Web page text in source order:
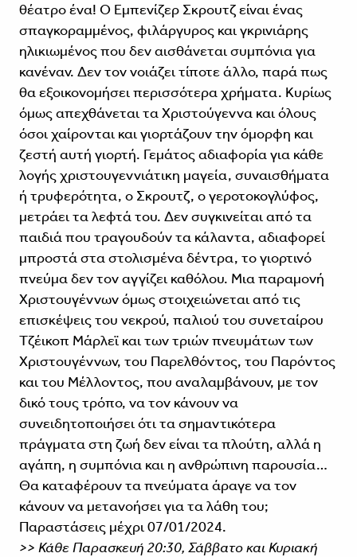
θέατρο ένα! O Εμπενίζερ Σκρουτζ είναι ένας
σπαγκοραμμένος, φιλάργυρος και γκρινιάρης
ηλικιωμένος που δεν αισθάνεται συμπόνια για
κανέναν. Δεν τον νοιάζει τίποτε άλλο, παρά πως
θα εξοικονομήσει περισσότερα χρήματα. Κυρίως
όμως απεχθάνεται τα Χριστούγεννα και όλους
όσοι χαίρονται και γιορτάζουν την όμορφη και
ζεστή αυτή γιορτή. Γεμάτος αδιαφορία για κάθε
λογής χριστουγεννιάτικη μαγεία, συναισθήματα
ή τρυφερότητα, ο Σκρουτζ, ο γεροτοκογλύφος,
μετράει τα λεφτά του. Δεν συγκινείται από τα
παιδιά που τραγουδούν τα κάλαντα, αδιαφορεί
μπροστά στα στολισμένα δέντρα, το γιορτινό
πνεύμα δεν τον αγγίζει καθόλου. Μια παραμονή
Χριστουγέννων όμως στοιχειώνεται από τις
επισκέψεις του νεκρού, παλιού του συνεταίρου
Τζέικοπ Μάρλεϊ και των τριών πνευμάτων των
Χριστουγέννων, του Παρελθόντος, του Παρόντος
και του Μέλλοντος, που αναλαμβάνουν, με τον
δικό τους τρόπο, να τον κάνουν να
συνειδητοποιήσει ότι τα σημαντικότερα
πράγματα στη ζωή δεν είναι τα πλούτη, αλλά η
αγάπη, η συμπόνια και η ανθρώπινη παρουσία…
Θα καταφέρουν τα πνεύματα άραγε να τον
κάνουν να μετανοήσει για τα λάθη του;
Παραστάσεις μέχρι 07/01/2024.
>> Κάθε Παρασκευή 20:30, Σάββατο και Κυριακή